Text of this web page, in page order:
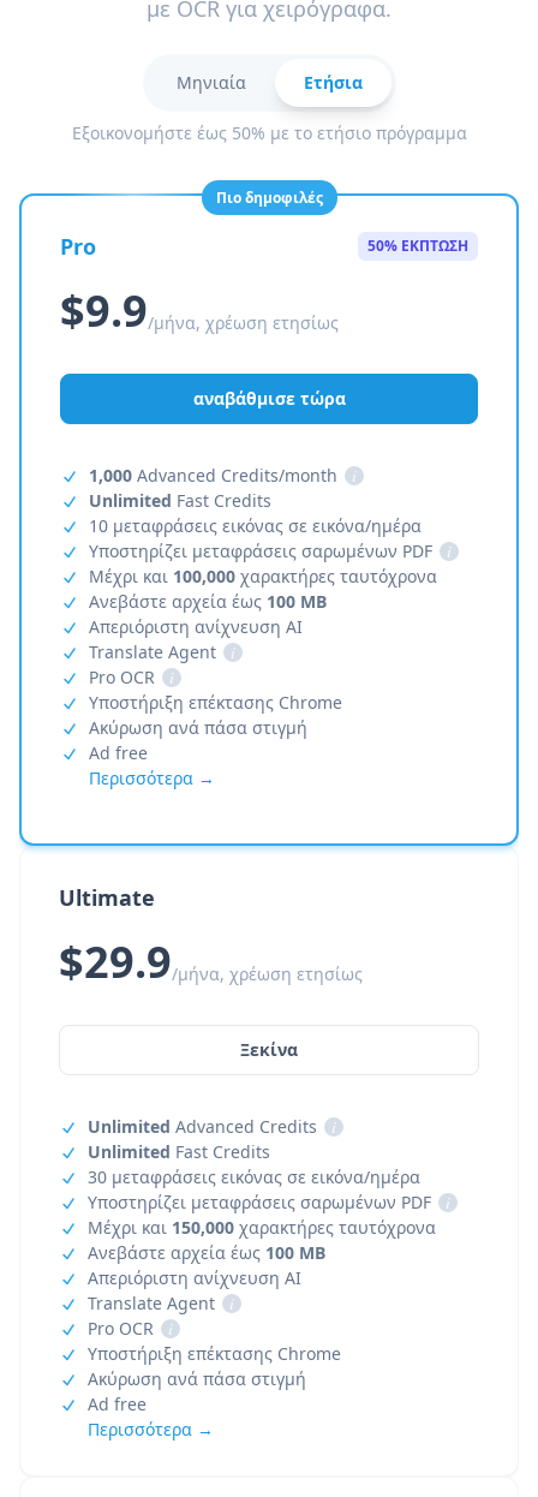
με OCR για χειρόγραφα.
Μηνιαία Ετήσια
Εξοικονομήστε έως 50% με το ετήσιο πρόγραμμα
Πιο δημοφιλές
Pro 50% ΕΚΠΤΩΣΗ
$9.9/μήνα, χρέωση ετησίως
αναβάθμισε τώρα
1,000 Advanced Credits/month
i
Unlimited Fast Credits
10 μεταφράσεις εικόνας σε εικόνα/ημέρα
Υποστηρίζει μεταφράσεις σαρωμένων PDF
i
Μέχρι και 100,000 χαρακτήρες ταυτόχρονα
Ανεβάστε αρχεία έως 100 MB
Απεριόριστη ανίχνευση AI
Translate Agent
i
Pro OCR
i
Υποστήριξη επέκτασης Chrome
Ακύρωση ανά πάσα στιγμή
Ad free
Περισσότερα →
Ultimate
$29.9/μήνα, χρέωση ετησίως
Ξεκίνα
Unlimited Advanced Credits
i
Unlimited Fast Credits
30 μεταφράσεις εικόνας σε εικόνα/ημέρα
Υποστηρίζει μεταφράσεις σαρωμένων PDF
i
Μέχρι και 150,000 χαρακτήρες ταυτόχρονα
Ανεβάστε αρχεία έως 100 MB
Απεριόριστη ανίχνευση AI
Translate Agent
i
Pro OCR
i
Υποστήριξη επέκτασης Chrome
Ακύρωση ανά πάσα στιγμή
Ad free
Περισσότερα →